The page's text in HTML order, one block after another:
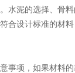
水泥的选择、骨
合设计标准的材
事项，如果材料